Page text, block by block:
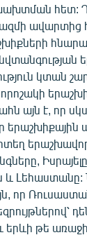
հետ:
ավարտից
կտան
այն է, որ
երաշխիքային
և
որ
երևի թե